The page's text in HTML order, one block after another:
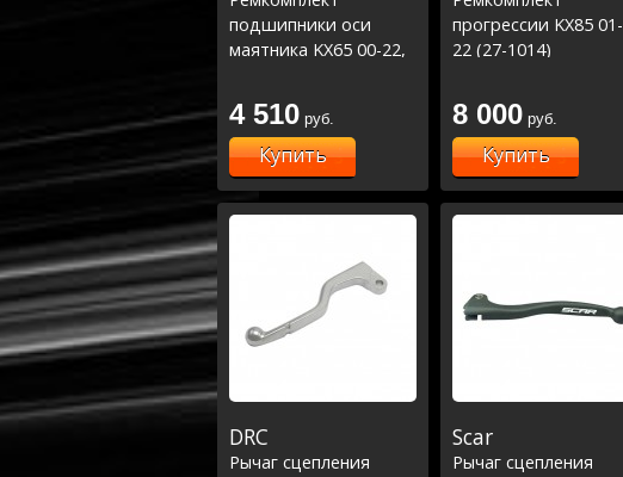
подшипники оси
маятника KX65 00-22,
05 (28-1067)
4 510 руб.
Купить
прогрессии KX85 01-
22 (27-1014)
8 000 руб.
Купить
DRC
Рычаг сцепления
Scar
Рычаг сцепления